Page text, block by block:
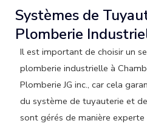
Systèmes de
Plomberie
Il est important de choisir un
plomberie industrielle à
Plomberie JG inc., car cela
du système de tuyauterie et
sont gérés de manière experte